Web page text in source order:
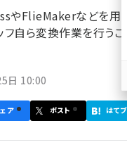
やFlieMakerなどを用
フ自ら変換作業を行う
日 10:00
ア ポスト はてブ